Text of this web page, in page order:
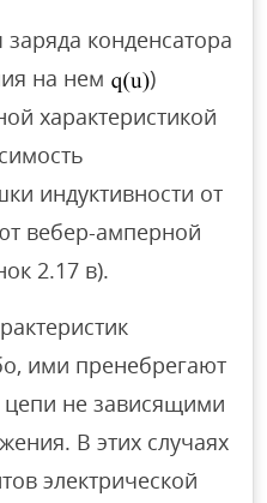
конденсатора
на нем
)
характеристикой
индуктивности от
вебер-амперной
2.17 в).
ими пренебрегают
не зависящими
В этих случаях
электрической